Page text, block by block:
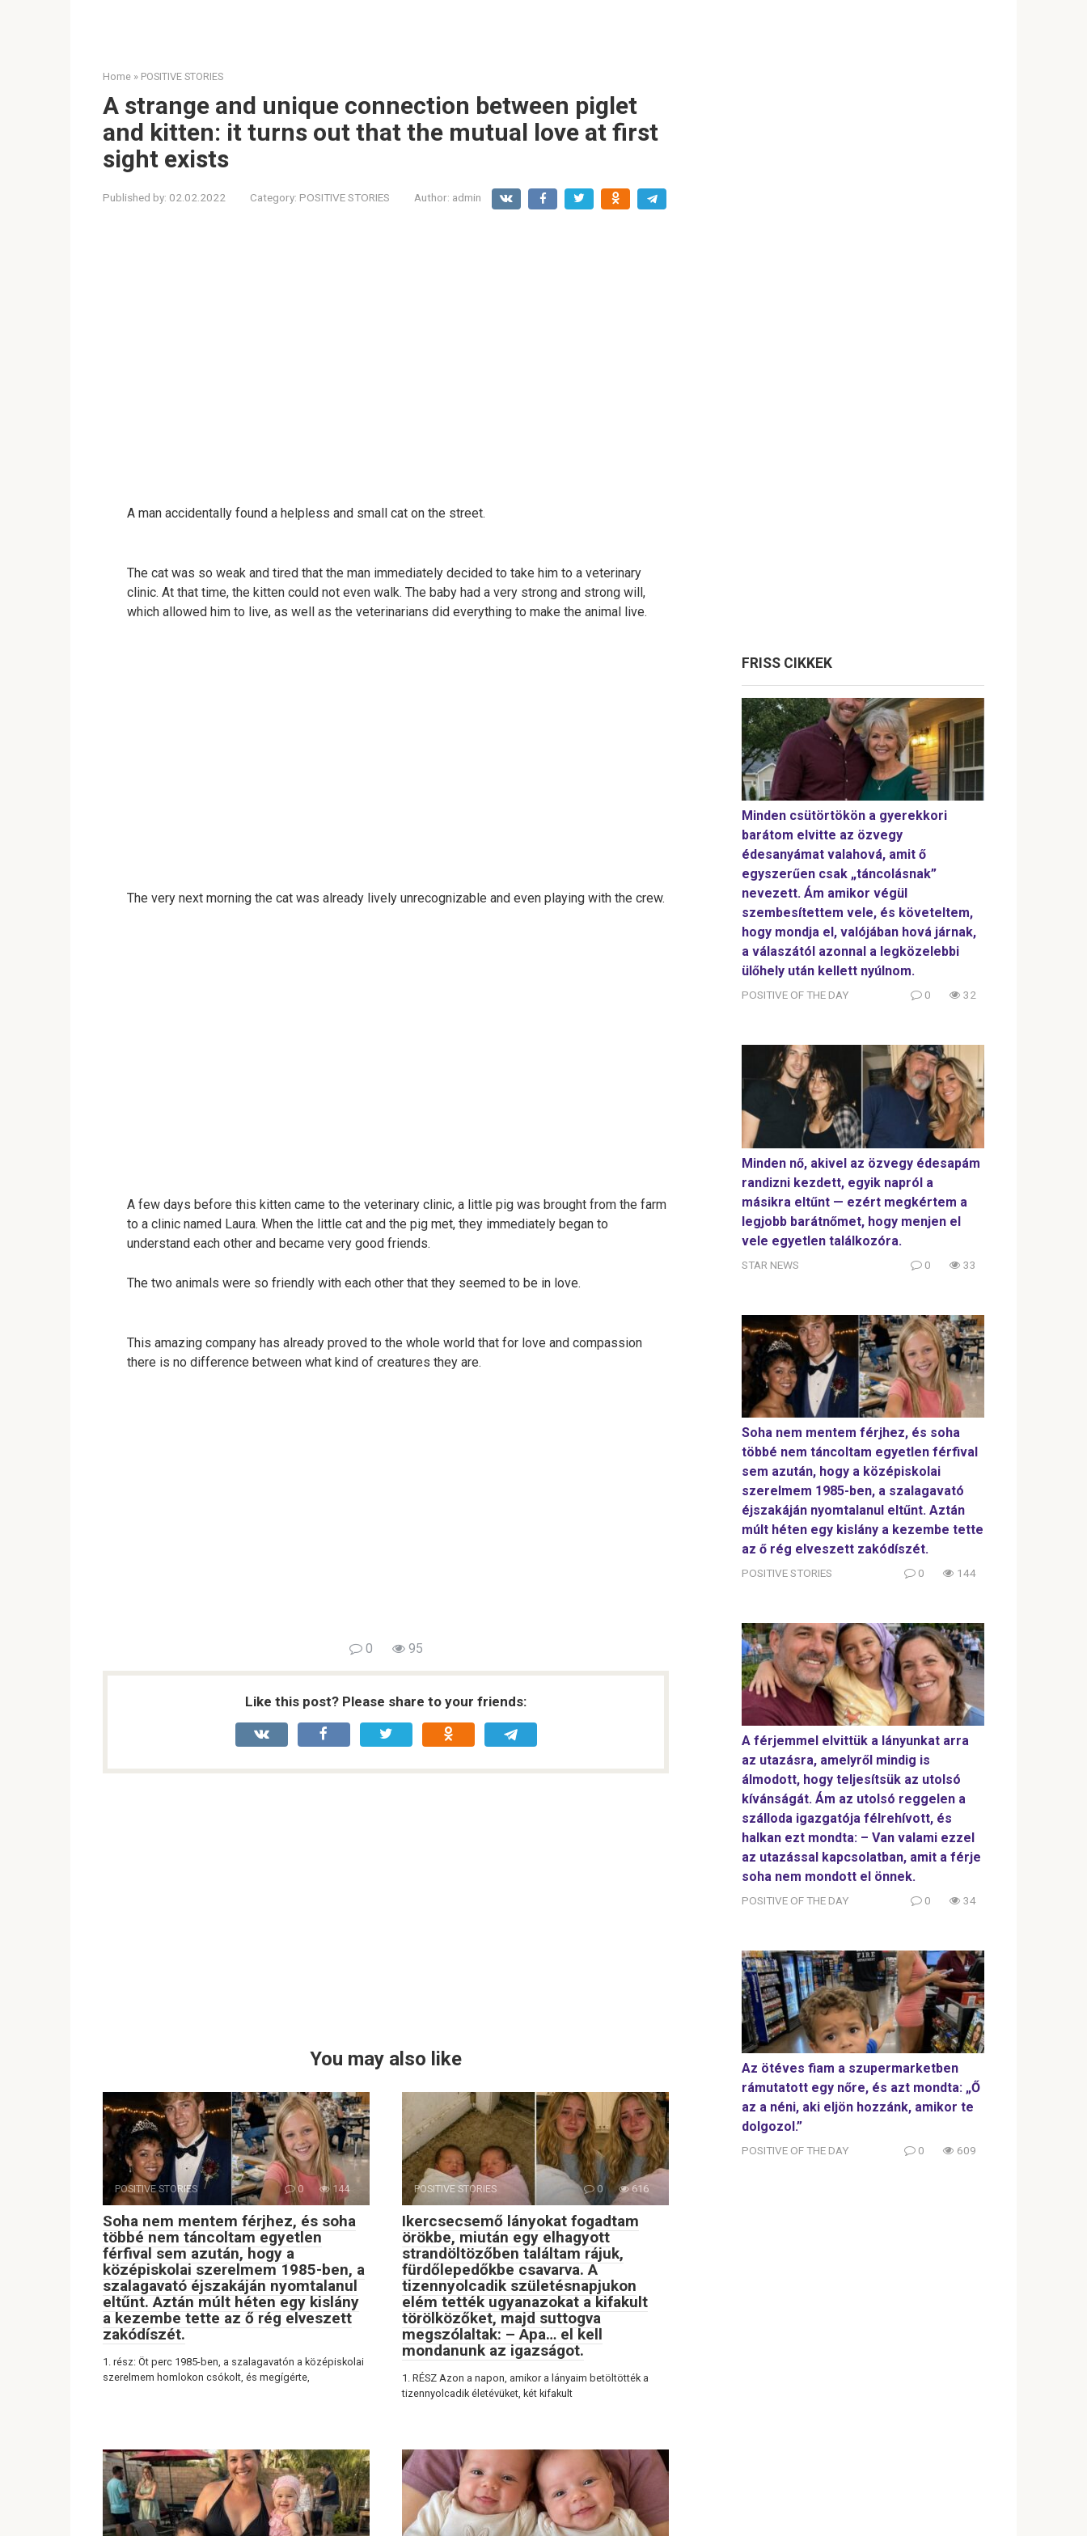
Home » POSITIVE STORIES
A strange and unique connection between piglet
and kitten: it turns out that the mutual love at first
sight exists
Published by: 02.02.2022 Category: POSITIVE STORIES Author: admin
A man accidentally found a helpless and small cat on the street.
The cat was so weak and tired that the man immediately decided to take him to a veterinary
clinic. At that time, the kitten could not even walk. The baby had a very strong and strong will,
which allowed him to live, as well as the veterinarians did everything to make the animal live.
The very next morning the cat was already lively unrecognizable and even playing with the crew.
A few days before this kitten came to the veterinary clinic, a little pig was brought from the farm
to a clinic named Laura. When the little cat and the pig met, they immediately began to
understand each other and became very good friends.
The two animals were so friendly with each other that they seemed to be in love.
This amazing company has already proved to the whole world that for love and compassion
there is no difference between what kind of creatures they are.
0 95
Like this post? Please share to your friends:
You may also like
POSITIVE STORIES 0 144
Soha nem mentem férjhez, és soha
többé nem táncoltam egyetlen
férfival sem azután, hogy a
középiskolai szerelmem 1985-ben, a
szalagavató éjszakáján nyomtalanul
eltűnt. Aztán múlt héten egy kislány
a kezembe tette az ő rég elveszett
zakódíszét.
1. rész: Öt perc 1985-ben, a szalagavatón a középiskolai
szerelmem homlokon csókolt, és megígérte,
POSITIVE STORIES 0 616
Ikercsecsemő lányokat fogadtam
örökbe, miután egy elhagyott
strandöltözőben találtam rájuk,
fürdőlepedőkbe csavarva. A
tizennyolcadik születésnapjukon
elém tették ugyanazokat a kifakult
törölközőket, majd suttogva
megszólaltak: – Apa… el kell
mondanunk az igazságot.
1. RÉSZ Azon a napon, amikor a lányaim betöltötték a
tizennyolcadik életévüket, két kifakult
FRISS CIKKEK
Minden csütörtökön a gyerekkori
barátom elvitte az özvegy
édesanyámat valahová, amit ő
egyszerűen csak „táncolásnak”
nevezett. Ám amikor végül
szembesítettem vele, és követeltem,
hogy mondja el, valójában hová járnak,
a válaszától azonnal a legközelebbi
ülőhely után kellett nyúlnom.
POSITIVE OF THE DAY 0 32
Minden nő, akivel az özvegy édesapám
randizni kezdett, egyik napról a
másikra eltűnt — ezért megkértem a
legjobb barátnőmet, hogy menjen el
vele egyetlen találkozóra.
STAR NEWS 0 33
Soha nem mentem férjhez, és soha
többé nem táncoltam egyetlen férfival
sem azután, hogy a középiskolai
szerelmem 1985-ben, a szalagavató
éjszakáján nyomtalanul eltűnt. Aztán
múlt héten egy kislány a kezembe tette
az ő rég elveszett zakódíszét.
POSITIVE STORIES 0 144
A férjemmel elvittük a lányunkat arra
az utazásra, amelyről mindig is
álmodott, hogy teljesítsük az utolsó
kívánságát. Ám az utolsó reggelen a
szálloda igazgatója félrehívott, és
halkan ezt mondta: – Van valami ezzel
az utazással kapcsolatban, amit a férje
soha nem mondott el önnek.
POSITIVE OF THE DAY 0 34
Az ötéves fiam a szupermarketben
rámutatott egy nőre, és azt mondta: „Ő
az a néni, aki eljön hozzánk, amikor te
dolgozol.”
POSITIVE OF THE DAY 0 609